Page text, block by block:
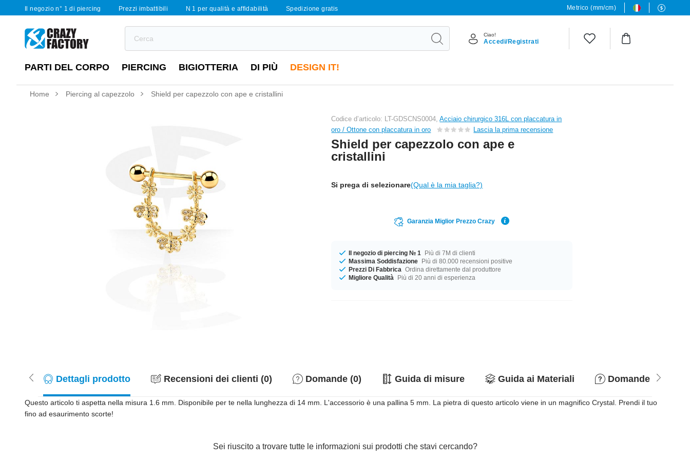
Il negozio n° 1 di piercing Prezzi imbattibili N 1 per qualità e affidabilità Spedizione gratis Metrico (mm/cm)
Ciao!
Accedi/Registrati
PARTI DEL CORPO PIERCING BIGIOTTERIA DI PIÙ DESIGN IT!
Home Piercing al capezzolo Shield per capezzolo con ape e cristallini
Codice d’articolo: LT-GDSCNS0004,Acciaio chirurgico 316L con placcatura in
oro / Ottone con placcatura in oro
Lascia la prima recensione
Shield per capezzolo con ape e
cristallini
Si prega di selezionare(Qual è la mia taglia?)
Garanzia Miglior Prezzo Crazy
Il negozio di piercing № 1
Più di 7M di clienti
Massima Soddisfazione Più di 80.000 recensioni positive
Prezzi Di Fabbrica Ordina direttamente dal produttore
Migliore Qualità
Più di 20 anni di esperienza
Dettagli prodotto Recensioni dei clienti (0) Domande (0) Guida di misure Guida ai Materiali Domande &
Questo articolo ti aspetta nella misura 1.6 mm. Disponibile per te nella lunghezza di 14 mm. L'accessorio è una pallina 5 mm. La pietra di questo articolo viene in un magnifico Crystal. Prendi il tuo
fino ad esaurimento scorte!
Sei riuscito a trovare tutte le informazioni sui prodotti che stavi cercando?